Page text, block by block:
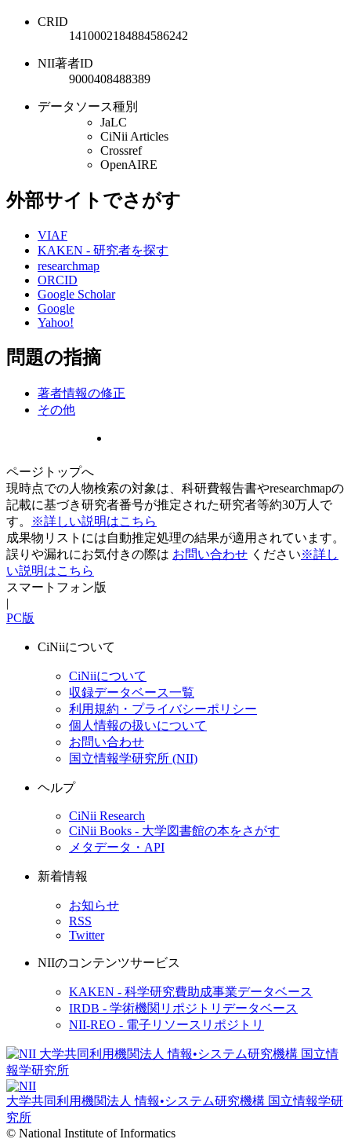
CRID
1410002184884586242
NII著者ID
9000408488389
データソース種別
JaLC
CiNii Articles
Crossref
OpenAIRE
外部サイトでさがす
VIAF
KAKEN - 研究者を探す
researchmap
ORCID
Google Scholar
Google
Yahoo!
問題の指摘
著者情報の修正
その他
ページトップへ
現時点での人物検索の対象は、科研費報告書やresearchmapの
記載に基づき研究者番号が推定された研究者等約30万人で
す。
※詳しい説明はこちら
成果物リストには自動推定処理の結果が適用されています。
誤りや漏れにお気付きの際は お問い合わせ ください※詳し
い説明はこちら
スマートフォン版
|
PC版
CiNiiについて
CiNiiについて
収録データベース一覧
利用規約・プライバシーポリシー
個人情報の扱いについて
お問い合わせ
国立情報学研究所 (NII)
ヘルプ
CiNii Research
CiNii Books - 大学図書館の本をさがす
メタデータ・API
新着情報
お知らせ
RSS
Twitter
NIIのコンテンツサービス
KAKEN - 科学研究費助成事業データベース
IRDB - 学術機関リポジトリデータベース
NII-REO - 電子リソースリポジトリ
大学共同利用機関法人 情報•システム研究機構 国立情報学研
究所
© National Institute of Informatics